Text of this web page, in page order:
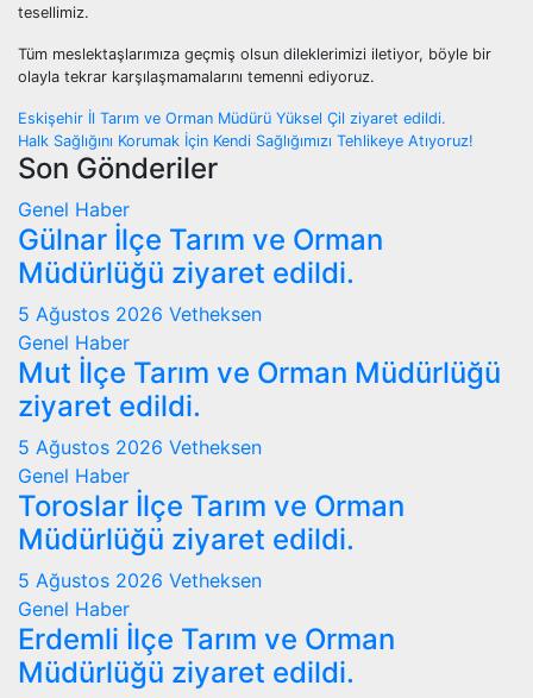
tesellimiz.
Tüm meslektaşlarımıza geçmiş olsun dileklerimizi iletiyor, böyle bir
olayla tekrar karşılaşmamalarını temenni ediyoruz.
Yazı
gezinmesi
Eskişehir İl Tarım ve Orman Müdürü Yüksel Çil ziyaret edildi.
Halk Sağlığını Korumak İçin Kendi Sağlığımızı Tehlikeye Atıyoruz!
Son Gönderiler
Genel Haber
Gülnar İlçe Tarım ve Orman
Müdürlüğü ziyaret edildi.
5 Ağustos 2026 Vetheksen
Genel Haber
Mut İlçe Tarım ve Orman Müdürlüğü
ziyaret edildi.
5 Ağustos 2026 Vetheksen
Genel Haber
Toroslar İlçe Tarım ve Orman
Müdürlüğü ziyaret edildi.
5 Ağustos 2026 Vetheksen
Genel Haber
Erdemli İlçe Tarım ve Orman
Müdürlüğü ziyaret edildi.